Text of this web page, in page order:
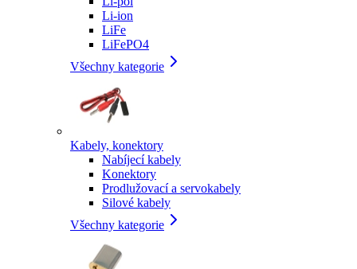
Li-ion
LiFe
LiFePO4
Všechny kategorie
Kabely, konektory
Nabíjecí kabely
Konektory
Prodlužovací a servokabely
Silové kabely
Všechny kategorie